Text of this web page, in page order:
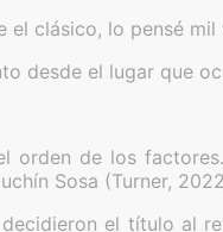
el clásico, lo pensé mil
desde el lugar que
orden de los
Sosa (Turner,
el título al